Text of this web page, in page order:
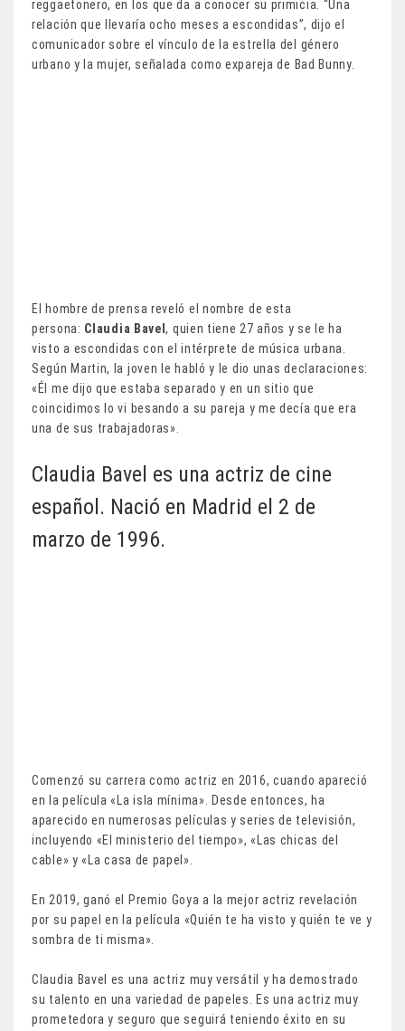
reggaetonero, en los que da a conocer su primicia. “Una
relación que llevaría ocho meses a escondidas”, dijo el
comunicador sobre el vínculo de la estrella del género
urbano y la mujer, señalada como expareja de Bad Bunny.
El hombre de prensa reveló el nombre de esta
persona: Claudia Bavel, quien tiene 27 años y se le ha
visto a escondidas con el intérprete de música urbana.
Según Martin, la joven le habló y le dio unas declaraciones:
«Él me dijo que estaba separado y en un sitio que
coincidimos lo vi besando a su pareja y me decía que era
una de sus trabajadoras».
Claudia Bavel es una actriz de cine
español. Nació en Madrid el 2 de
marzo de 1996.
Comenzó su carrera como actriz en 2016, cuando apareció
en la película «La isla mínima». Desde entonces, ha
aparecido en numerosas películas y series de televisión,
incluyendo «El ministerio del tiempo», «Las chicas del
cable» y «La casa de papel».
En 2019, ganó el Premio Goya a la mejor actriz revelación
por su papel en la película «Quién te ha visto y quién te ve y
sombra de ti misma».
Claudia Bavel es una actriz muy versátil y ha demostrado
su talento en una variedad de papeles. Es una actriz muy
prometedora y seguro que seguirá teniendo éxito en su